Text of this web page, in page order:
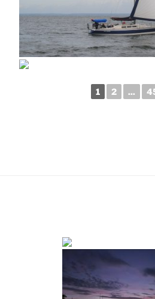
1 2 ...